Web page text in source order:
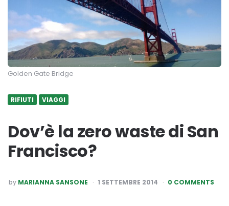
Golden Gate Bridge
RIFIUTI VIAGGI
Dov’è la zero waste di San
Francisco?
POSTED
BY
by MARIANNA SANSONE 1 SETTEMBRE 2014 0 COMMENTS